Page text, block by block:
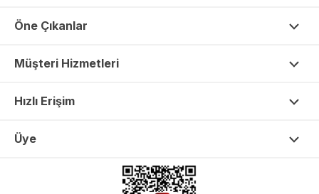
Öne Çıkanlar
Müşteri Hizmetleri
Hızlı Erişim
Üye